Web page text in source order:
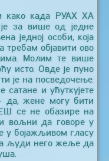
како када РУАХ ХА
за више од једне
једној особи, која
објавити ово
Молим те више
исто. Овде је пуно
је на посведочење.
сатане и ућуткујете
да, жене могу бити
се не обазире на
вољни да говоре у
бојажљивом гласу
људи него жеље да